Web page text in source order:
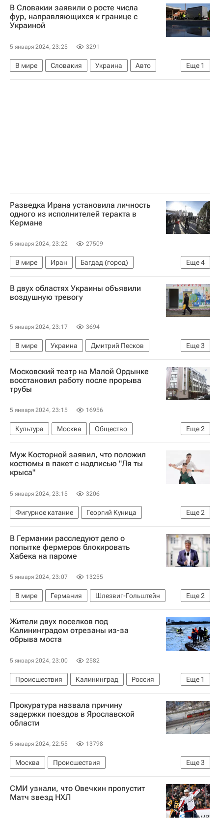
Сергей Лавров
В Словакии заявили о росте числа
фур, направляющихся к границе с
Украиной
5 января 2024, 23:25 3291
Еще 1
В мире Словакия Украина
Авто
Кошице
Разведка Ирана установила личность
одного из исполнителей теракта в
Кермане
5 января 2024, 23:22 27509
Еще4
В мире Иран
Багдад (город)
Таджикистан
Касем Сулеймани
Али Хаменеи
В двух областях Украины объявили
воздушную тревогу
5 января 2024, 23:17 3694
Еще3
В мире Украина
Дмитрий Песков
Вооруженные силы Украины
Херсонская область
Россия
Московский театр на Малой Ордынке
восстановил работу после прорыва
трубы
5 января 2024, 23:15 16956
Еще2
Культура Москва
Общество
Происшествия
Новости культуры
Муж Косторной заявил, что положил
костюмы в пакет с надписью "Ля ты
крыса"
5 января 2024, 23:15 3206
Еще2
Фигурное катание
Георгий Куница
Алена Косторная
Вокруг спорта
В Германии расследуют дело о
попытке фермеров блокировать
Хабека на пароме
5 января 2024, 23:07 13255
Еще2
В мире Германия
Шлезвиг-Гольштейн
Роберт Хабек
Йоахим Руквид
Жители двух поселков под
Калининградом отрезаны из-за
обрыва моста
5 января 2024, 23:00 2582
Еще 1
Происшествия Калининград
Россия
МЧС России (Министерство РФ по делам гражданской обороны, чрезвычайным ситуациям и ликвидации последствий стихийных бедствий)
Прокуратура назвала причину
задержки поездов в Ярославской
области
5 января 2024, 22:55 13798
Еще3
Москва
Происшествия
Ярославская область
Воркута
Северо-Западная транспортная прокуратура
СМИ узнали, что Овечкин пропустит
Матч звезд НХЛ